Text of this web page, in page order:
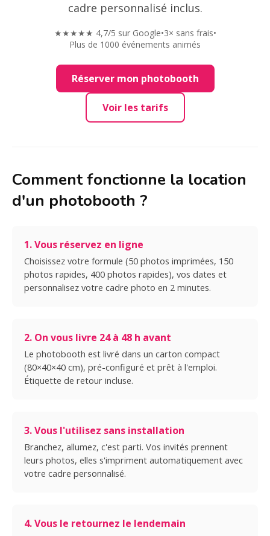
cadre personnalisé inclus.
★★★★★ 4,7/5 sur Google•3× sans frais•
Plus de 1000 événements animés
Réserver mon photobooth
Voir les tarifs
Comment fonctionne la location
d'un photobooth ?
1. Vous réservez en ligne
Choisissez votre formule (50 photos imprimées, 150
photos rapides, 400 photos rapides), vos dates et
personnalisez votre cadre photo en 2 minutes.
2. On vous livre 24 à 48 h avant
Le photobooth est livré dans un carton compact
(80×40×40 cm), pré-configuré et prêt à l'emploi.
Étiquette de retour incluse.
3. Vous l'utilisez sans installation
Branchez, allumez, c'est parti. Vos invités prennent
leurs photos, elles s'impriment automatiquement avec
votre cadre personnalisé.
4. Vous le retournez le lendemain